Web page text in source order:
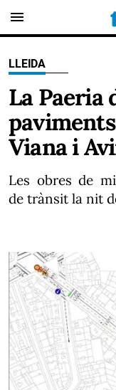
menu
LLEIDA
La Paeria
Viana i
Les obres de
de trànsit la nit